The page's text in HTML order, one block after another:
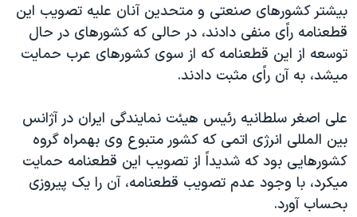
بيشتر کشورهای صنعتی و متحدين آنان عليه تصويب اين
قطعنامه راًی منفی دادند، در حالی که کشورهای در حال
توسعه از اين قطعنامه که از سوی کشورهای عرب حمايت
ميشد، به آن راًی مثبت دادند.
علی اصغر سلطانيه رئيس هيئت نمايندگی ايران در آژانس
بين المللی انرژی اتمی که کشور متبوع وی بهمراه گروه
کشورهايی بود که شديداً از تصويب اين قطعنامه حمايت
ميکرد، با وجود عدم تصويب قطعنامه، آن را يک پيروزی
بحساب آورد.